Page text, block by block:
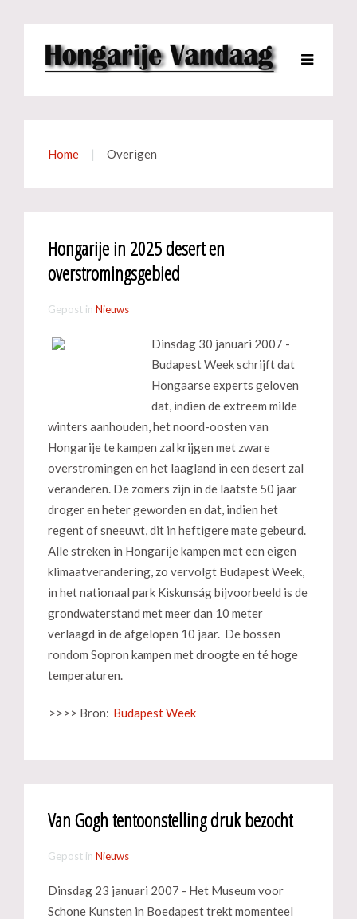
Home Overigen
Hongarije in 2025 desert en
overstromingsgebied
Gepost in Nieuws
Dinsdag 30 januari 2007 -
Budapest Week schrijft dat
Hongaarse experts geloven
dat, indien de extreem milde
winters aanhouden, het noord-oosten van
Hongarije te kampen zal krijgen met zware
overstromingen en het laagland in een desert zal
veranderen. De zomers zijn in de laatste 50 jaar
droger en heter geworden en dat, indien het
regent of sneeuwt, dit in heftigere mate gebeurd.
Alle streken in Hongarije kampen met een eigen
klimaatverandering, zo vervolgt Budapest Week,
in het nationaal park Kiskunság bijvoorbeeld is de
grondwaterstand met meer dan 10 meter
verlaagd in de afgelopen 10 jaar. De bossen
rondom Sopron kampen met droogte en té hoge
temperaturen.
>>>> Bron: Budapest Week
Van Gogh tentoonstelling druk bezocht
Gepost in Nieuws
Dinsdag 23 januari 2007 - Het Museum voor
Schone Kunsten in Boedapest trekt momenteel